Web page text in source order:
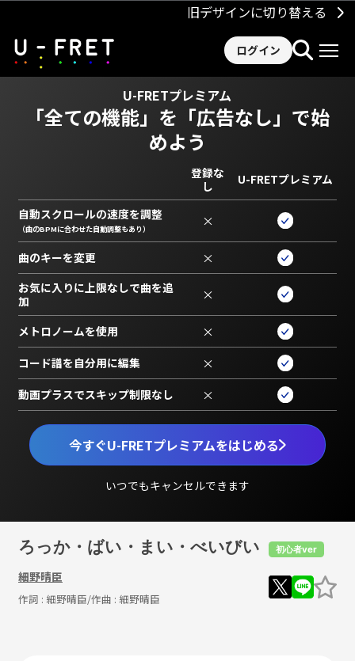
旧デザインに切り替える
ログイン
U-FRETプレミアム
「全ての機能」を 「広告なし」で始
めよう
今すぐU-FRETプレミアムをはじめる
いつでもキャンセルできます
登録な
し
U-FRETプレミアム
自動スクロールの速度を調整
（曲のBPMに合わせた自動調整もあり） ×
曲のキーを変更 ×
お気に入りに上限なしで曲を追
加
×
メトロノームを使用 ×
コード譜を自分用に編集 ×
動画プラスでスキップ制限なし ×
ろっか・ばい・まい・べいびい 初心者ver
細野晴臣
作詞 : 細野晴臣/作曲 : 細野晴臣